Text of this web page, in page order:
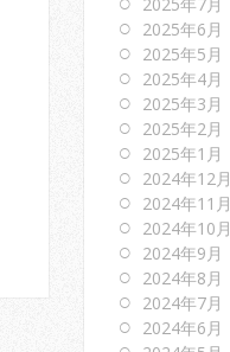
2025年6月
2025年5月
2025年4月
2025年3月
2025年2月
2025年1月
2024年12月
2024年11月
2024年10月
2024年9月
2024年8月
2024年7月
2024年6月